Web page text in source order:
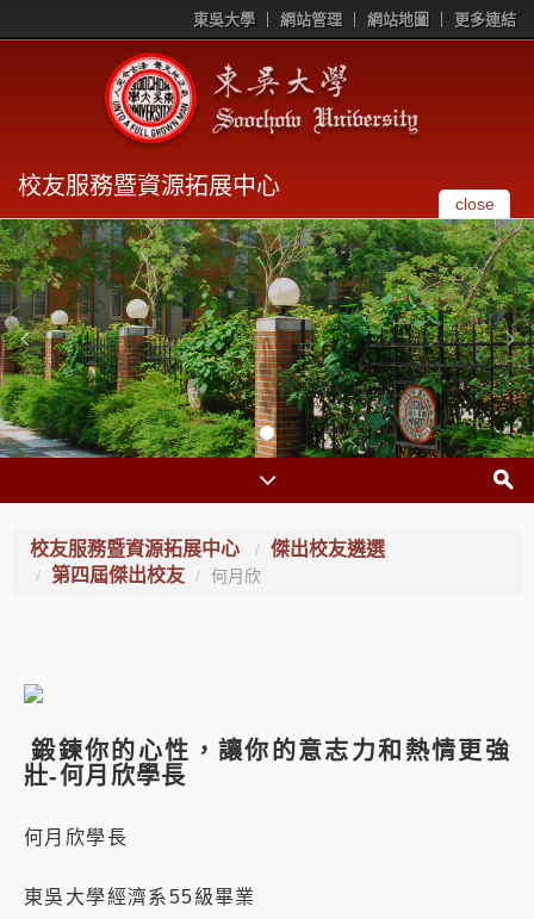
東吳大學 網站管理 網站地圖 更多連結
校友服務暨資源拓展中心
close
校友服務暨資源拓展中心
傑出校友遴選
第四屆傑出校友
何月欣
鍛鍊你的心性，讓你的意志力和熱情更強
壯-何月欣學長
何月欣學長
東吳大學經濟系55級畢業